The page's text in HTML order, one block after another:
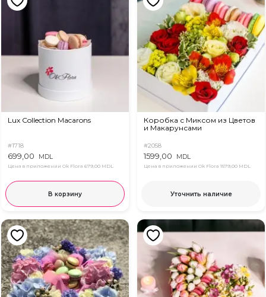
Lux Collection Macarons
#1718
699,00 MDL
Цена в приложении Ok Flora 679,00 MDL
В корзину
Коробка с Миксом из Цветов
и Макарунсами
#2058
1599,00 MDL
Цена в приложении Ok Flora 1579,00 MDL
Уточнить наличие